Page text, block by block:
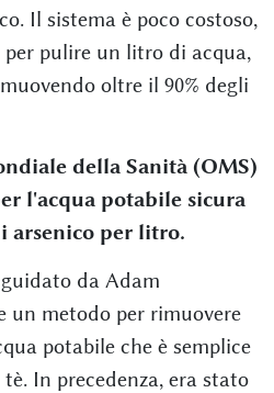
Il sistema è poco costoso,
pulire un litro di acqua,
oltre il 90% degli
della Sanità (OMS)
l'acqua potabile sicura
arsenico per litro.
da Adam
un metodo per rimuovere
potabile che è semplice
In precedenza, era stato